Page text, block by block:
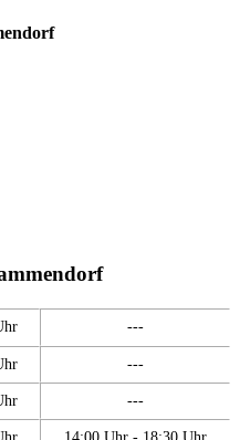
---
---
---
14:00 Uhr - 18:30 Uhr